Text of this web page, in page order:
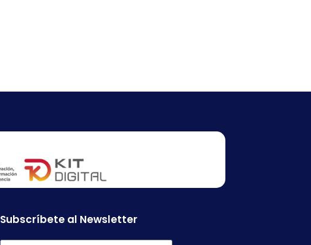
Subscríbete al Newsletter